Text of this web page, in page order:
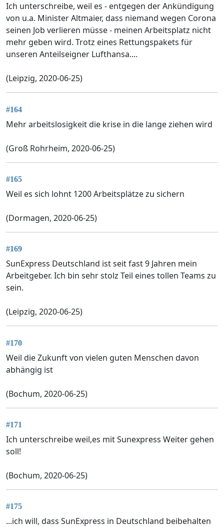
Ich unterschreibe, weil es - entgegen der Ankündigung
von u.a. Minister Altmaier, dass niemand wegen Corona
seinen Job verlieren müsse - meinen Arbeitsplatz nicht
mehr geben wird. Trotz eines Rettungspakets für
unseren Anteilseigner Lufthansa....
(Leipzig, 2020-06-25)
#164
Mehr arbeitslosigkeit die krise in die lange ziehen wird
(Groß Rohrheim, 2020-06-25)
#165
Weil es sich lohnt 1200 Arbeitsplätze zu sichern
(Dormagen, 2020-06-25)
#169
SunExpress Deutschland ist seit fast 9 Jahren mein
Arbeitgeber. Ich bin sehr stolz Teil eines tollen Teams zu
sein.
(Leipzig, 2020-06-25)
#170
Weil die Zukunft von vielen guten Menschen davon
abhängig ist
(Bochum, 2020-06-25)
#171
Ich unterschreibe weil,es mit Sunexpress Weiter gehen
soll!
(Bochum, 2020-06-25)
#175
...ich will, dass SunExpress in Deutschland beibehalten